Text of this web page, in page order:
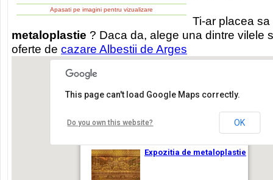
Apasati pe imagini pentru vizualizare
Ti-ar placea
metaloplastie ? Daca da, alege una dintre vilele
oferte de cazare Albestii de Arges